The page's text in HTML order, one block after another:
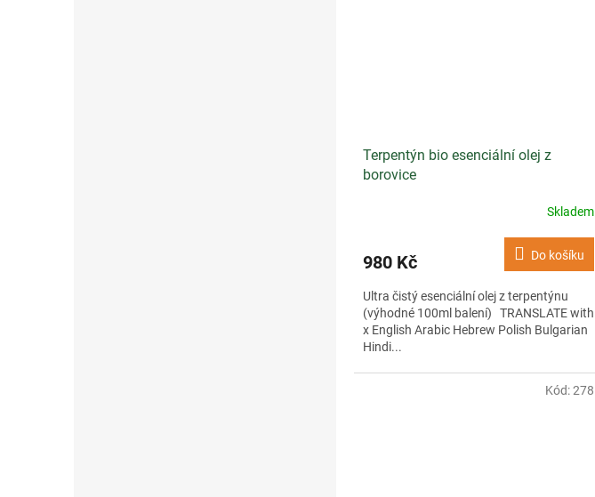
Terpentýn bio esenciální olej z
borovice
Skladem
980 Kč Do košíku
Ultra čistý esenciální olej z terpentýnu
(výhodné 100ml balení) TRANSLATE with
x English Arabic Hebrew Polish Bulgarian
Hindi...
Kód:278